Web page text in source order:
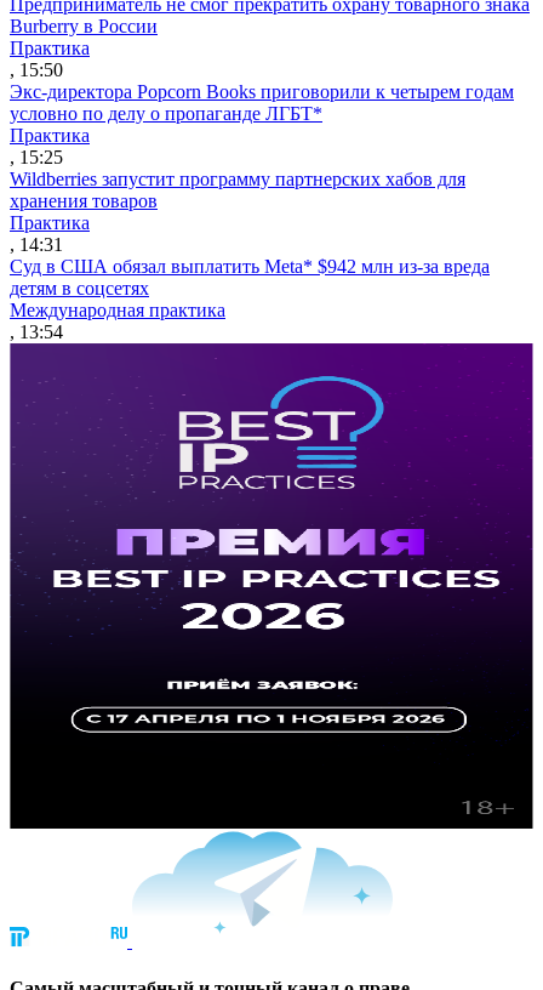
Предприниматель не смог прекратить охрану товарного знака
Burberry в России
Практика
, 15:50
Экс-директора Popcorn Books приговорили к четырем годам
условно по делу о пропаганде ЛГБТ*
Практика
, 15:25
Wildberries запустит программу партнерских хабов для
хранения товаров
Практика
, 14:31
Суд в США обязал выплатить Meta* $942 млн из-за вреда
детям в соцсетях
Международная практика
, 13:54